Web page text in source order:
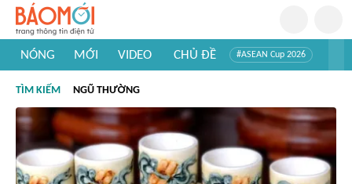
NÓNG MỚI VIDEO CHỦ ĐỀ #ASEAN Cup 2026
#Khám phá thế giới
TÌM KIẾM NGŨ THƯỜNG